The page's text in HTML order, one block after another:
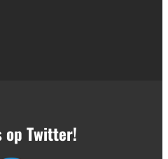
op Twitter!